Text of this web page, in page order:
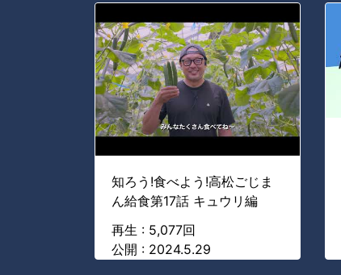
知ろう!食べよう!高松ごじま
ん給食第17話 キュウリ編
再生 : 5,077回
公開 : 2024.5.29